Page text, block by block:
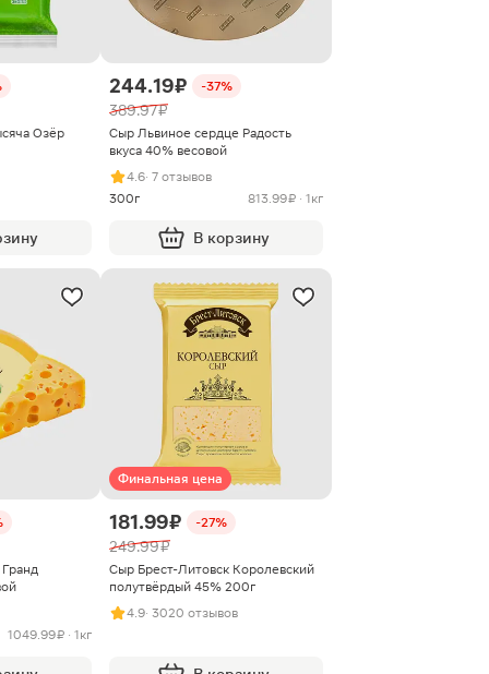
Озёр
244.19 ₽ -37%
389.97 ₽
Сыр Львиное сердце Радость
вкуса 40% весовой
4.6· 7 отзывов
300г
813.99 ₽ · 1кг
В корзину
1049.99 ₽ · 1кг
Финальная цена
181.99 ₽ -27%
249.99 ₽
Сыр Брест-Литовск Королевский
полутвёрдый 45% 200г
4.9· 3020 отзывов